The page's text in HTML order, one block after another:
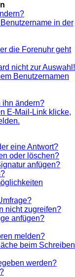
in der
die Forenuhr geht
nicht zur Auswahl!
Benutzernamen
ihn ändern?
E-Mail-Link klicke,
eine Antwort?
oder löschen?
anfügen?
nicht zugreifen?
anfügen?
melden?
beim Schreiben
werden?